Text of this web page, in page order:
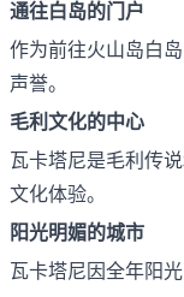
通往白岛的门户
作为前往火山岛白
声誉。
毛利文化的中心
瓦卡塔尼是毛利传
文化体验。
阳光明媚的城市
瓦卡塔尼因全年阳